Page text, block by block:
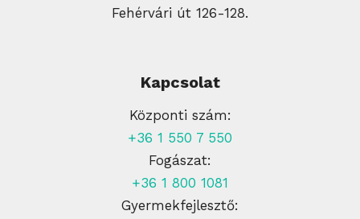
Fehérvári út 126-128.
Kapcsolat
Központi szám:
+36 1 550 7 550
Fogászat:
+36 1 800 1081
Gyermekfejlesztő: